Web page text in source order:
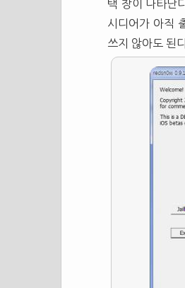
택 창이 나타난
시디어가 아직
쓰지 않아도 된